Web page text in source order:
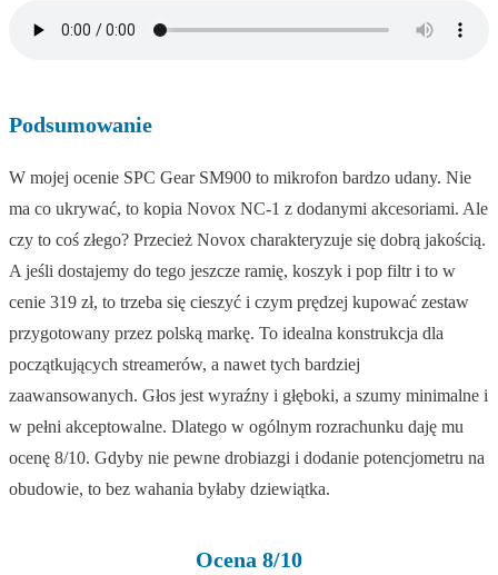
Podsumowanie
W mojej ocenie SPC Gear SM900 to mikrofon bardzo udany. Nie
ma co ukrywać, to kopia Novox NC-1 z dodanymi akcesoriami. Ale
czy to coś złego? Przecież Novox charakteryzuje się dobrą jakością.
A jeśli dostajemy do tego jeszcze ramię, koszyk i pop filtr i to w
cenie 319 zł, to trzeba się cieszyć i czym prędzej kupować zestaw
przygotowany przez polską markę. To idealna konstrukcja dla
początkujących streamerów, a nawet tych bardziej
zaawansowanych. Głos jest wyraźny i głęboki, a szumy minimalne i
w pełni akceptowalne. Dlatego w ogólnym rozrachunku daję mu
ocenę 8/10. Gdyby nie pewne drobiazgi i dodanie potencjometru na
obudowie, to bez wahania byłaby dziewiątka.
Ocena 8/10